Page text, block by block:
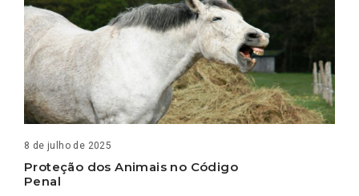
8 de julho de 2025
Proteção dos Animais no Código
Penal